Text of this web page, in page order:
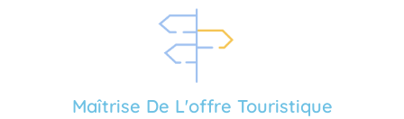
Maîtrise De L'offre Touristique